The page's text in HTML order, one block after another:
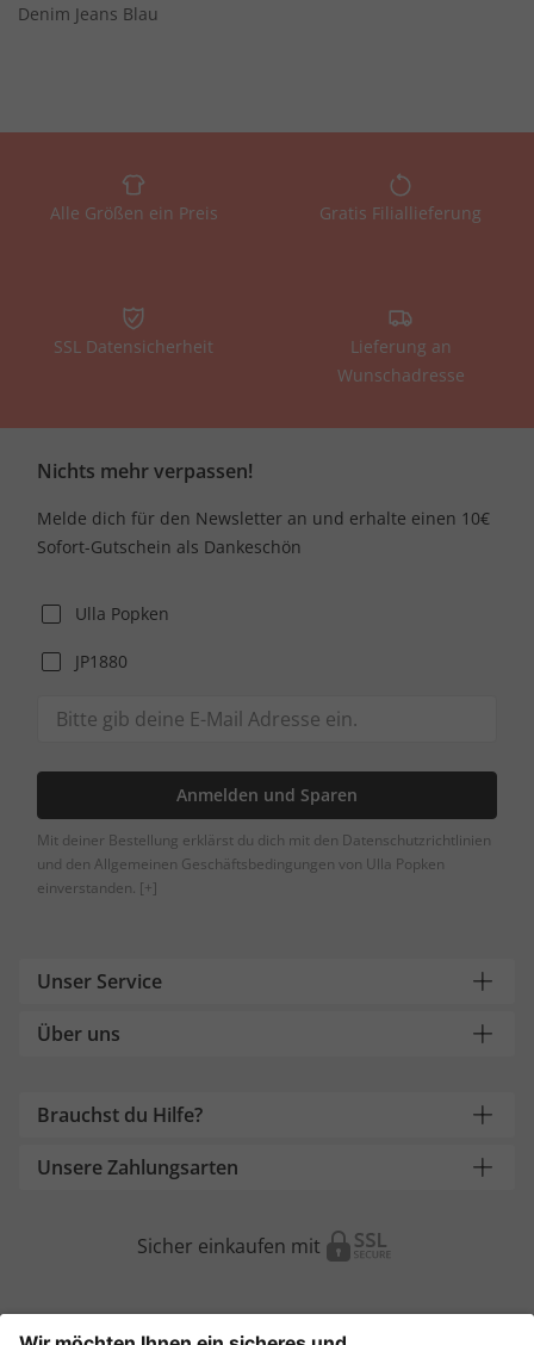
Denim Jeans Blau
Alle Größen ein Preis Gratis Filiallieferung
SSL Datensicherheit
Lieferung an
Wunschadresse
Nichts mehr verpassen!
Melde dich für den Newsletter an und erhalte einen 10€
Sofort-Gutschein als Dankeschön
Ulla Popken
JP1880
Anmelden und Sparen
Mit deiner Bestellung erklärst du dich mit den Datenschutzrichtlinien
und den Allgemeinen Geschäftsbedingungen von Ulla Popken
einverstanden. [+]
Unser Service
Über uns
Brauchst du Hilfe?
Unsere Zahlungsarten
Sicher einkaufen mit
Weitere Onlineshops